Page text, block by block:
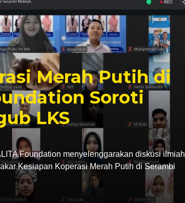
Merah Putih di
Soroti
LKS
Foundation menyelenggarakan diskusi ilmiah
Kesiapan Koperasi Merah Putih di Serambi